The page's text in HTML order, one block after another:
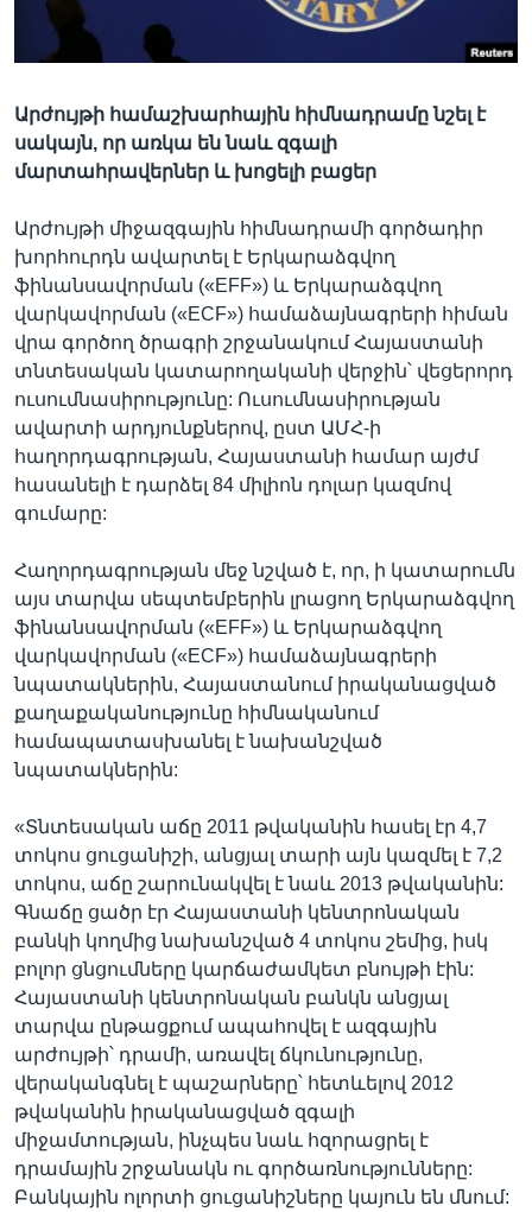
Արժույթի համաշխարհային հիմնադրամը նշել է
սակայն, որ առկա են նաև զգալի
մարտահրավերներ և խոցելի բացեր
Արժույթի միջազգային հիմնադրամի գործադիր
խորհուրդն ավարտել է Երկարաձգվող
ֆինանսավորման («EFF») և Երկարաձգվող
վարկավորման («ECF») համաձայնագրերի հիման
վրա գործող ծրագրի շրջանակում Հայաստանի
տնտեսական կատարողականի վերջին՝ վեցերորդ
ուսումնասիրությունը: Ուսումնասիրության
ավարտի արդյունքներով, ըստ ԱՄՀ-ի
հաղորդագրության, Հայաստանի համար այժմ
հասանելի է դարձել 84 միլիոն դոլար կազմով
գումարը:
Հաղորդագրության մեջ նշված է, որ, ի կատարումն
այս տարվա սեպտեմբերին լրացող Երկարաձգվող
ֆինանսավորման («EFF») և Երկարաձգվող
վարկավորման («ECF») համաձայնագրերի
նպատակներին, Հայաստանում իրականացված
քաղաքականությունը հիմնականում
համապատասխանել է նախանշված
նպատակներին:
«Տնտեսական աճը 2011 թվականին հասել էր 4,7
տոկոս ցուցանիշի, անցյալ տարի այն կազմել է 7,2
տոկոս, աճը շարունակվել է նաև 2013 թվականին:
Գնաճը ցածր էր Հայաստանի կենտրոնական
բանկի կողմից նախանշված 4 տոկոս շեմից, իսկ
բոլոր ցնցումները կարճաժամկետ բնույթի էին:
Հայաստանի կենտրոնական բանկն անցյալ
տարվա ընթացքում ապահովել է ազգային
արժույթի՝ դրամի, առավել ճկունությունը,
վերականգնել է պաշարները՝ հետևելով 2012
թվականին իրականացված զգալի
միջամտության, ինչպես նաև հզորացրել է
դրամային շրջանակն ու գործառնությունները:
Բանկային ոլորտի ցուցանիշները կայուն են մնում: